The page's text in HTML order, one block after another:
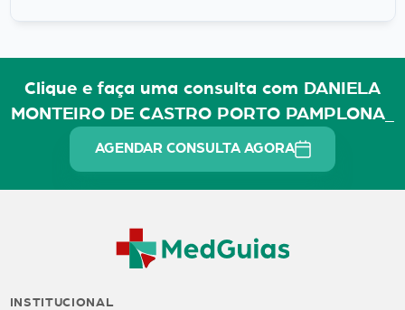
Clique e faça uma consulta com DANIELA
MONTEIRO DE CASTRO PORTO PAMPLONA_
AGENDAR CONSULTA AGORA
INSTITUCIONAL